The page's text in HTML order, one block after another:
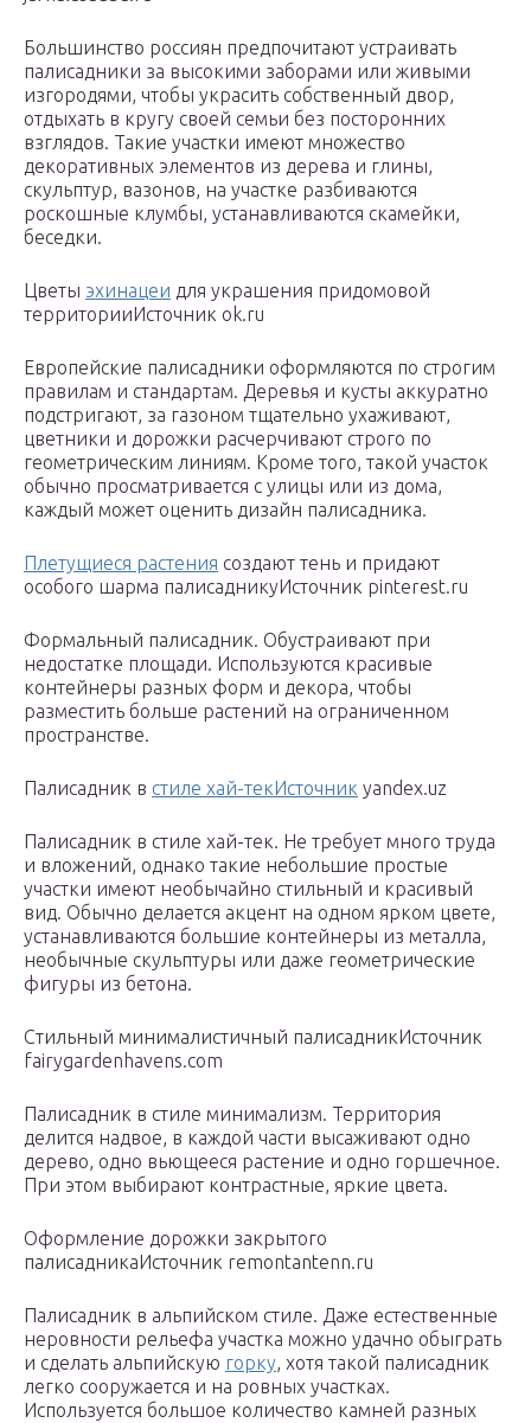
Большинство россиян предпочитают устраивать
палисадники за высокими заборами или живыми
изгородями, чтобы украсить собственный двор,
отдыхать в кругу своей семьи без посторонних
взглядов. Такие участки имеют множество
декоративных элементов из дерева и глины,
скульптур, вазонов, на участке разбиваются
роскошные клумбы, устанавливаются скамейки,
беседки.
Цветы эхинацеи для украшения придомовой
территорииИсточник ok.ru
Европейские палисадники оформляются по строгим
правилам и стандартам. Деревья и кусты аккуратно
подстригают, за газоном тщательно ухаживают,
цветники и дорожки расчерчивают строго по
геометрическим линиям. Кроме того, такой участок
обычно просматривается с улицы или из дома,
каждый может оценить дизайн палисадника.
Плетущиеся растения создают тень и придают
особого шарма палисадникуИсточник pinterest.ru
Формальный палисадник. Обустраивают при
недостатке площади. Используются красивые
контейнеры разных форм и декора, чтобы
разместить больше растений на ограниченном
пространстве.
Палисадник в стиле хай-текИсточник yandex.uz
Палисадник в стиле хай-тек. Не требует много труда
и вложений, однако такие небольшие простые
участки имеют необычайно стильный и красивый
вид. Обычно делается акцент на одном ярком цвете,
устанавливаются большие контейнеры из металла,
необычные скульптуры или даже геометрические
фигуры из бетона.
Стильный минималистичный палисадникИсточник
fairygardenhavens.com
Палисадник в стиле минимализм. Территория
делится надвое, в каждой части высаживают одно
дерево, одно вьющееся растение и одно горшечное.
При этом выбирают контрастные, яркие цвета.
Оформление дорожки закрытого
палисадникаИсточник remontantenn.ru
Палисадник в альпийском стиле. Даже естественные
неровности рельефа участка можно удачно обыграть
и сделать альпийскую горку, хотя такой палисадник
легко сооружается и на ровных участках.
Используется большое количество камней разных